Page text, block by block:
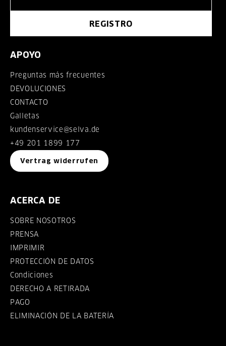
REGISTRO
APOYO
Preguntas más frecuentes
DEVOLUCIONES
CONTACTO
Galletas
kundenservice@selva.de
+49 201 1899 177
Vertrag widerrufen
ACERCA DE
SOBRE NOSOTROS
PRENSA
IMPRIMIR
PROTECCIÓN DE DATOS
Condiciones
DERECHO A RETIRADA
PAGO
ELIMINACIÓN DE LA BATERÍA